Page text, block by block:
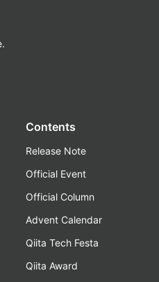
Contents
Release Note
Official Event
Official Column
Advent Calendar
Qiita Tech Festa
Qiita Award